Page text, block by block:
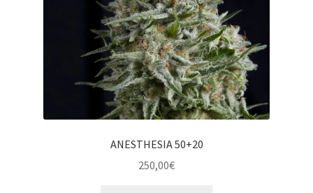
ANESTHESIA 50+20
250,00€